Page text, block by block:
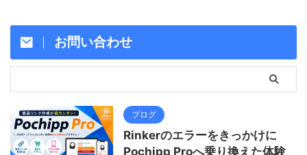
お問い合わせ
ブログ
Rinkerのエラーをきっかけに
Pochipp Proへ乗り換えた体験